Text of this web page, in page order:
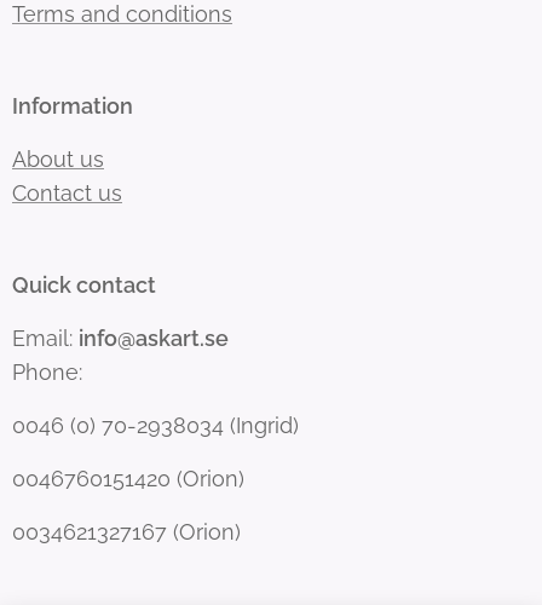
Terms and conditions
Information
About us
Contact us
Quick contact
Email: info@askart.se
Phone:
0046 (0) 70-2938034 (Ingrid)
0046760151420 (Orion)
0034621327167 (Orion)